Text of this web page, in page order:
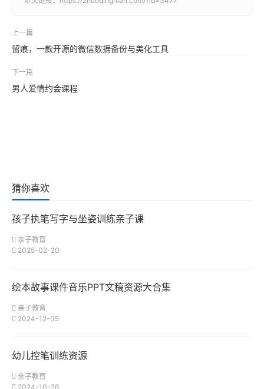
上一篇
留痕，一款开源的微信数据备份与美化工具
下一篇
男人爱情约会课程
猜你喜欢
孩子执笔写字与坐姿训练亲子课
亲子教育
2025-02-20
绘本故事课件音乐PPT文稿资源大合集
亲子教育
2024-12-05
幼儿控笔训练资源
亲子教育
2024-10-26